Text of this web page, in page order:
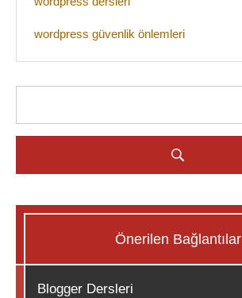
wordpress güvenlik önlemleri
Önerilen Bağlantılar
Blogger Dersleri